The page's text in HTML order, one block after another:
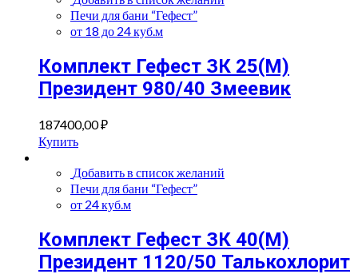
Печи для бани “Гефест”
от 18 до 24 куб.м
Комплект Гефест ЗК 25(М)
Президент 980/40 Змеевик
187400,00₽
Купить
Добавить в список желаний
Печи для бани “Гефест”
от 24 куб.м
Комплект Гефест ЗК 40(М)
Президент 1120/50 Талькохлорит